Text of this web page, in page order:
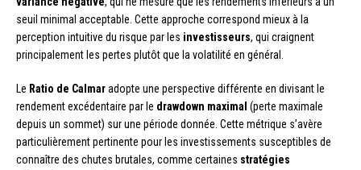
seuil minimal acceptable. Cette approche correspond mieux à la
perception intuitive du risque par les investisseurs, qui craignent
principalement les pertes plutôt que la volatilité en général.
Le Ratio de Calmaradopte une perspective différente en divisant le
rendement excédentaire par le drawdown maximal (perte maximale
depuis un sommet) sur une période donnée. Cette métrique s’avère
particulièrement pertinente pour les investissements susceptibles de
connaître des chutes brutales, comme certaines stratégies